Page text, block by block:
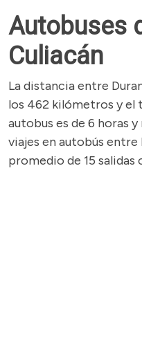
Autobuses
Culiacán
La distancia entre
los 462 kilómetros y el
autobus es de 6 horas
viajes en autobús entre
promedio de 15 salidas